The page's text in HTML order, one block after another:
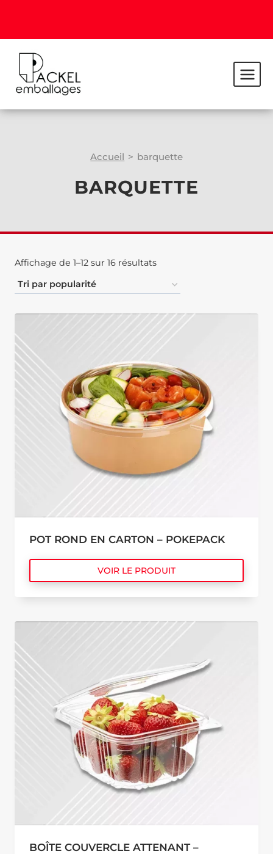
Accueil > barquette
BARQUETTE
Affichage de 1–12 sur 16 résultats
POT ROND EN CARTON – POKEPACK
VOIR LE PRODUIT
BOÎTE COUVERCLE ATTENANT –